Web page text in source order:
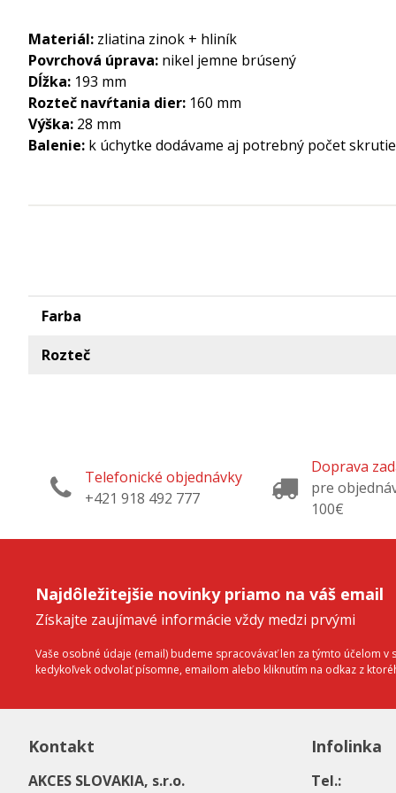
Materiál: zliatina zinok + hliník
Povrchová úprava: nikel jemne brúsený
Dĺžka: 193 mm
Rozteč navŕtania dier: 160 mm
Výška: 28 mm
Balenie: k úchytke dodávame aj potrebný počet
Farba
Rozteč
Telefonické objednávky
+421 918 492 777
Doprava
pre
100€
Najdôležitejšie novinky priamo na váš email
Získajte zaujímavé informácie vždy medzi prvými
Vaše osobné údaje (email) budeme spracovávať len za týmto účelom
kedykoľvek odvolať písomne, emailom alebo kliknutím na odkaz z
Kontakt
AKCES SLOVAKIA, s.r.o.
Infolinka
Tel.: